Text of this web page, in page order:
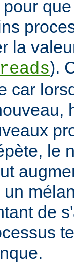
la
).
car
le
de